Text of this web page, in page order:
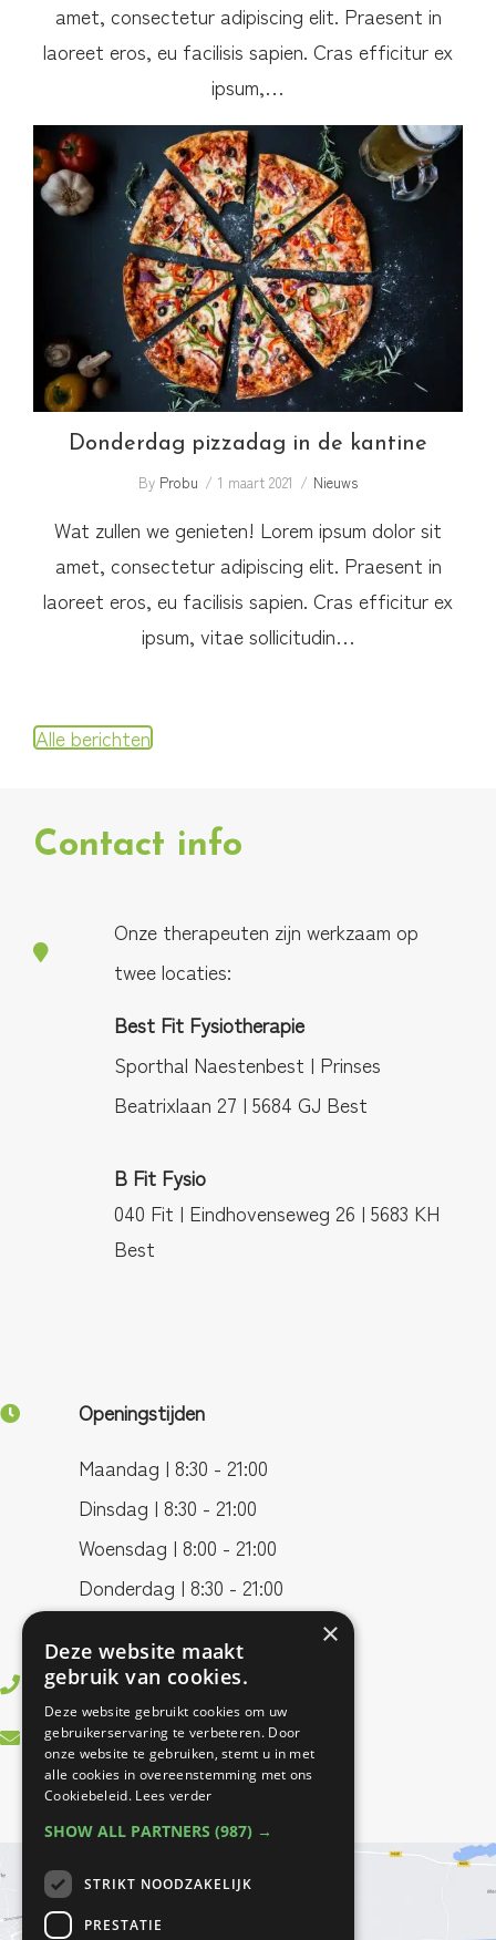
amet, consectetur adipiscing elit. Praesent in
laoreet eros, eu facilisis sapien. Cras efficitur ex
ipsum,…
Donderdag pizzadag in de kantine
Donderdag pizzadag in de kantine
By Probu 1 maart 2021 Nieuws
Wat zullen we genieten! Lorem ipsum dolor sit
amet, consectetur adipiscing elit. Praesent in
laoreet eros, eu facilisis sapien. Cras efficitur ex
ipsum, vitae sollicitudin…
Alle berichten
Contact info
Onze therapeuten zijn werkzaam op
twee locaties:
Best Fit Fysiotherapie
Sporthal Naestenbest | Prinses
Beatrixlaan 27 | 5684 GJ Best
B Fit Fysio
040 Fit | Eindhovenseweg 26 | 5683 KH
Best
Openingstijden
Maandag | 8:30 - 21:00
Dinsdag | 8:30 - 21:00
Woensdag | 8:00 - 21:00
Donderdag | 8:30 - 21:00
0499 - 37 83 55
info@bestfitfysiotherapie.nl
×
Deze website maakt
gebruik van cookies.
Deze website gebruikt cookies om uw
gebruikerservaring te verbeteren. Door
onze website te gebruiken, stemt u in met
alle cookies in overeenstemming met ons
Cookiebeleid. Lees verder
SHOW ALL PARTNERS (987) →
STRIKT NOODZAKELIJK
PRESTATIE